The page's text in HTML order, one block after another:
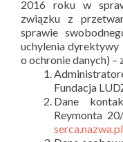
2016 roku w
związku z
sprawie
uchylenia
o ochronie danych) –
Fundacja
Dane
Reymonta
serca.nazwa.pl